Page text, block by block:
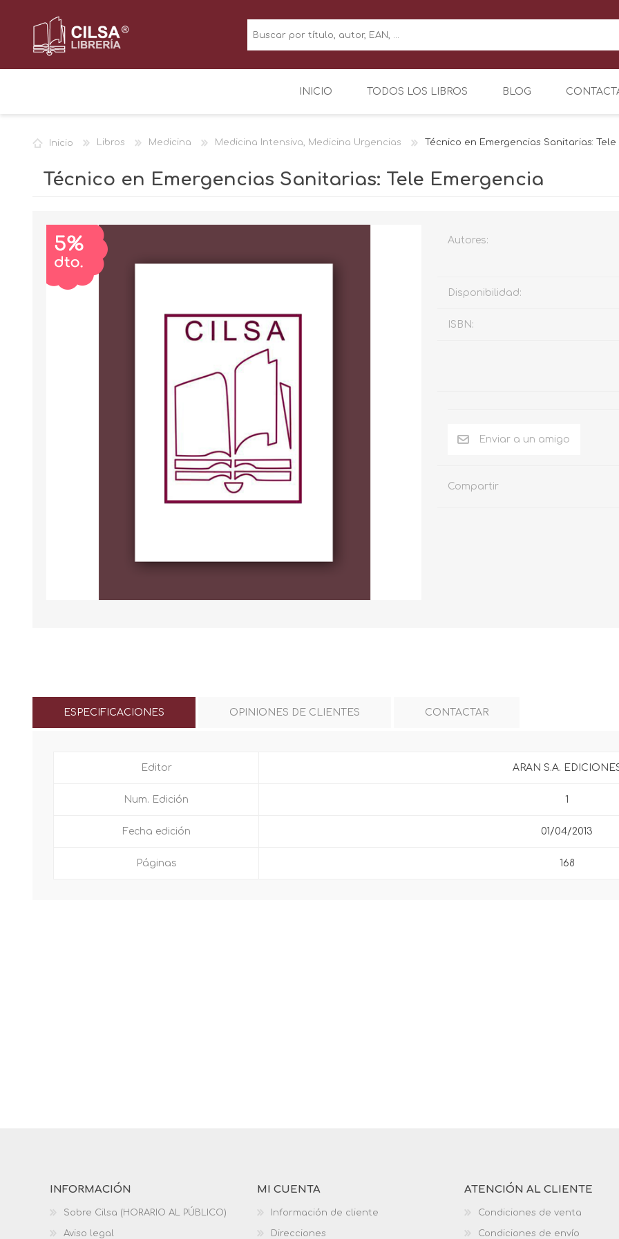
INICIO TODOS LOS LIBROS BLOG
Inicio Libros Medicina Medicina Intensiva, Medicina Urgencias Técnico en Emergencias Sanitarias:
Técnico en Emergencias Sanitarias: Tele Emergencia
Autores:
Disponibilidad:
ISBN:
Compartir
ESPECIFICACIONES OPINIONES DE CLIENTES CONTACTAR
Editor ARAN S.A.
Num. Edición 1
Fecha edición 01/04/2013
Páginas 168
INFORMACIÓN
Sobre Cilsa (HORARIO AL PÚBLICO)
Aviso legal
MI CUENTA
Información de cliente
Direcciones
ATENCIÓN AL CLIENTE
Condiciones de venta
Condiciones de envío